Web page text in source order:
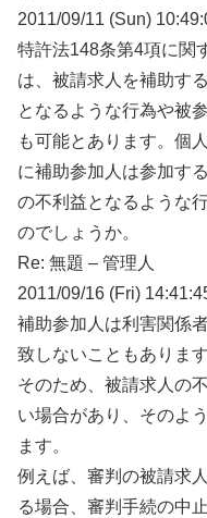
2011/09/11 (Sun)
特許法148条第4項に関
は、被請求人を補助す
となるような行為や被
も可能とあります。個
に補助参加人は参加す
の不利益となるような
のでしょうか。
Re: 無題 – 管理人
2011/09/16 (Fri)
補助参加人は利害関係
致しないこともあります
そのため、被請求人の
い場合があり、そのよ
ます。
例えば、審判の被請求
る場合、審判手続の中